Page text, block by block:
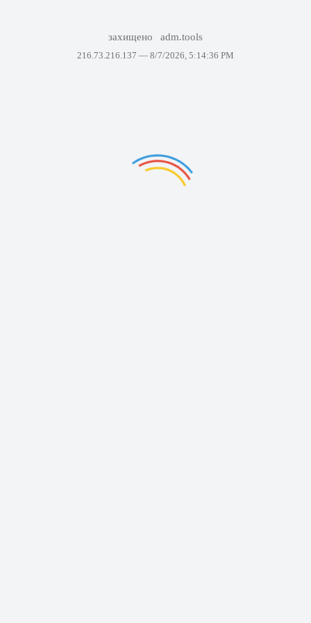
захищено adm.tools
216.73.216.137 — 8/7/2026, 5:14:36 PM